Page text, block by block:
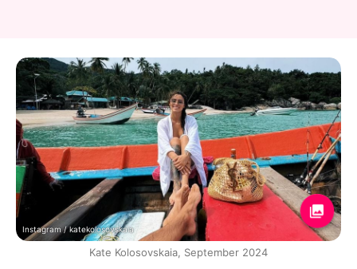
Instagram / katekolosovskaia
Kate Kolosovskaia, September 2024